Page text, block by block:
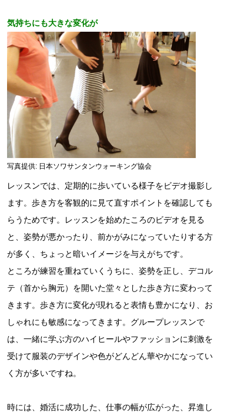
気持ちにも大きな変化が
写真提供: 日本ソワサンタンウォーキング協会
レッスンでは、定期的に歩いている様子をビデオ撮影し
ます。歩き方を客観的に見て直すポイントを確認しても
らうためです。レッスンを始めたころのビデオを見る
と、姿勢が悪かったり、前かがみになっていたりする方
が多く、ちょっと暗いイメージを与えがちです。
ところが練習を重ねていくうちに、姿勢を正し、デコル
テ（首から胸元）を開いた堂々とした歩き方に変わって
きます。歩き方に変化が現れると表情も豊かになり、お
しゃれにも敏感になってきます。グループレッスンで
は、一緒に学ぶ方のハイヒールやファッションに刺激を
受けて服装のデザインや色がどんどん華やかになってい
く方が多いですね。
時には、婚活に成功した、仕事の幅が広がった、昇進し